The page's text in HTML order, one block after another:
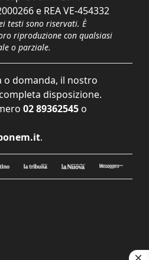
e REA VE-454332
testi sono riservati. È
riproduzione con qualsiasi
o parziale.
o domanda, il nostro
disposizione.
02 89362545 o
.